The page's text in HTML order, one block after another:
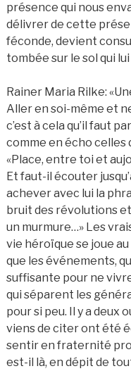
présence qui nous
délivrer de cette
féconde, devient
tombée sur le sol qui
Rainer Maria Rilke:
Aller en soi-même et
c’est à cela qu’il faut
comme en écho celles
«Place, entre toi et
Et faut-il écouter
achever avec lui la
bruit des révolutions
un murmure…» Les
vie héroïque se joue
que les événements,
suffisante pour ne
qui séparent les
pour si peu. Il y a deux
viens de citer ont été
sentir en fraternité
est-il là, en dépit de